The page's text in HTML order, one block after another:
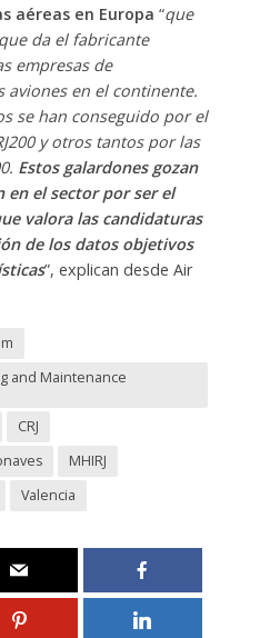
aéreas en Europa “que
da el fabricante
empresas de
aviones en el continente.
se han conseguido por el
y otros tantos por las
Estos galardones gozan
en el sector por ser el
valora las candidaturas
de los datos objetivos
”, explican desde Air
and Maintenance
CRJ
MHIRJ
Valencia